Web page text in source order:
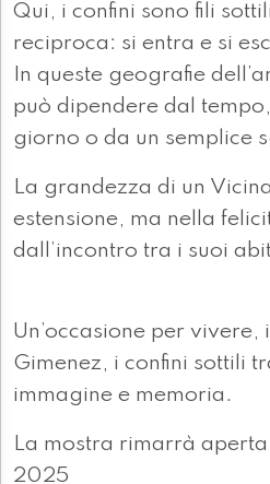
Qui, i confini sono fili
reciproca: si entra e si
In queste geografie
può dipendere dal
giorno o da un semplice
La grandezza di un
estensione, ma nella
dall’incontro tra i suoi
Un’occasione per vivere,
Gimenez, i confini sottili
immagine e memoria.
La mostra rimarrà
2025